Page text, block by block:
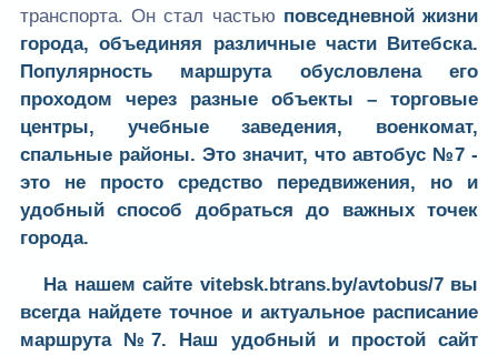
транспорта. Он стал частью повседневной жизни
города, объединяя различные части Витебска.
Популярность маршрута обусловлена его
проходом через разные объекты – торговые
центры, учебные заведения, военкомат,
спальные районы. Это значит, что автобус №7 -
это не просто средство передвижения, но и
удобный способ добраться до важных точек
города.
На нашем сайте vitebsk.btrans.by/avtobus/7вы
всегда найдететочное и актуальное расписание
маршрута №7. Наш удобный и простой сайт